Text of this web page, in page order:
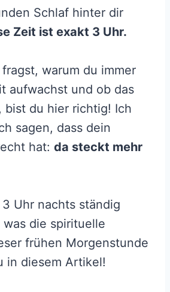
Schlaf hinter dir
Zeit ist exakt 3 Uhr.
warum du immer
aufwachst und ob das
bist du hier richtig! Ich
sagen, dass dein
hat: da steckt mehr
Uhr nachts ständig
die spirituelle
frühen Morgenstunde
in diesem Artikel!